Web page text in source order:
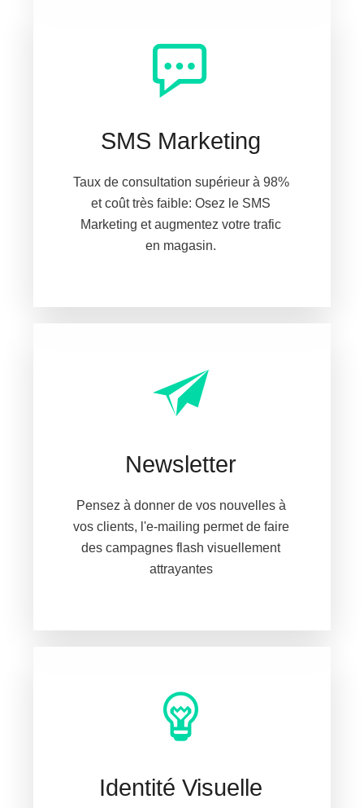
SMS Marketing
Taux de consultation supérieur à 98%
et coût très faible: Osez le SMS
Marketing et augmentez votre trafic
en magasin.
Newsletter
Pensez à donner de vos nouvelles à
vos clients, l'e-mailing permet de faire
des campagnes flash visuellement
attrayantes
Identité Visuelle